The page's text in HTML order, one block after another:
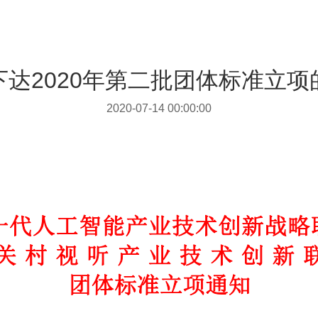
达2020年第二批团体标准立项
2020-07-14 00:00:00